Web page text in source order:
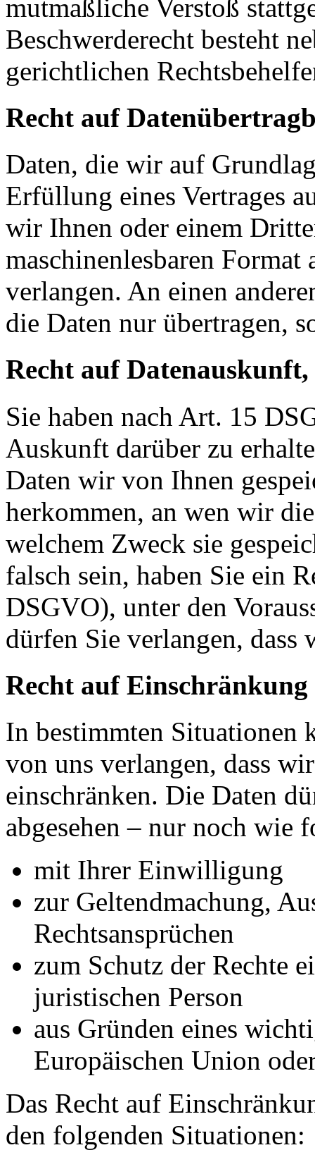
mutmaßliche Verstoß
Beschwerderecht besteht
gerichtlichen
Recht auf
Daten, die wir auf
Erfüllung eines Vertrages
wir Ihnen oder einem
maschinenlesbaren Format
verlangen. An einen
die Daten nur übertragen,
Recht auf
Sie haben nach Art. 15
Auskunft darüber zu
Daten wir von Ihnen
herkommen, an wen wir
welchem Zweck sie
falsch sein, haben Sie ein
DSGVO), unter den
dürfen Sie verlangen, dass
Recht auf
In bestimmten Situationen
von uns verlangen, dass
einschränken. Die Daten
abgesehen – nur noch wie
mit Ihrer Einwilligung
zur Geltendmachung,
Rechtsansprüchen
zum Schutz der Rechte
juristischen Person
aus Gründen eines
Europäischen Union
Das Recht auf
den folgenden Situationen: